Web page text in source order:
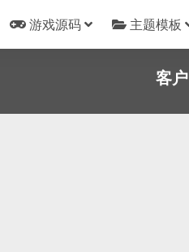
游戏源码 主题模板
客户